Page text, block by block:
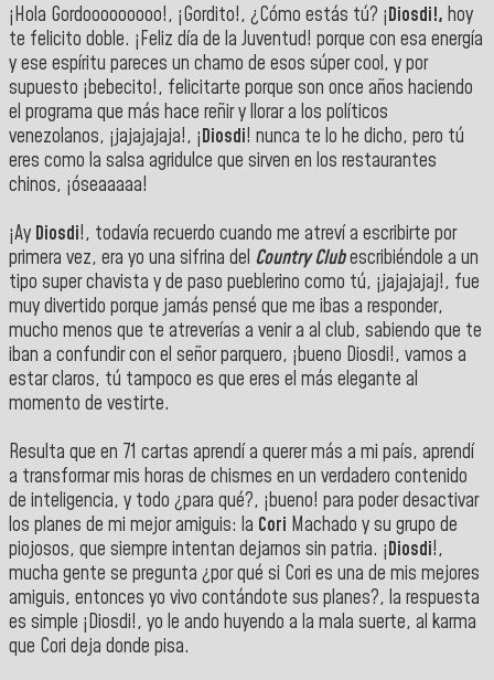
¡Hola Gordooooooooo!, ¡Gordito!, ¿Cómo estás tú? ¡Diosdi!, hoy
te felicito doble. ¡Feliz día de la Juventud! porque con esa energía
y ese espíritu pareces un chamo de esos súper cool, y por
supuesto ¡bebecito!, felicitarte porque son once años haciendo
el programa que más hace reñir y llorar a los políticos
venezolanos, ¡jajajajaja!, ¡Diosdi! nunca te lo he dicho, pero tú
eres como la salsa agridulce que sirven en los restaurantes
chinos, ¡óseaaaaa!
¡Ay Diosdi!, todavía recuerdo cuando me atreví a escribirte por
primera vez, era yo una sifrina del Country Clubescribiéndole a un
tipo super chavista y de paso pueblerino como tú, ¡jajajajaj!, fue
muy divertido porque jamás pensé que me ibas a responder,
mucho menos que te atreverías a venir a al club, sabiendo que te
iban a confundir con el señor parquero, ¡bueno Diosdi!, vamos a
estar claros, tú tampoco es que eres el más elegante al
momento de vestirte.
Resulta que en 71 cartas aprendí a querer más a mi país, aprendí
a transformar mis horas de chismes en un verdadero contenido
de inteligencia, y todo ¿para qué?, ¡bueno! para poder desactivar
los planes de mi mejor amiguis: la Cori Machado y su grupo de
piojosos, que siempre intentan dejarnos sin patria. ¡Diosdi!,
mucha gente se pregunta ¿por qué si Cori es una de mis mejores
amiguis, entonces yo vivo contándote sus planes?, la respuesta
es simple ¡Diosdi!, yo le ando huyendo a la mala suerte, al karma
que Cori deja donde pisa.